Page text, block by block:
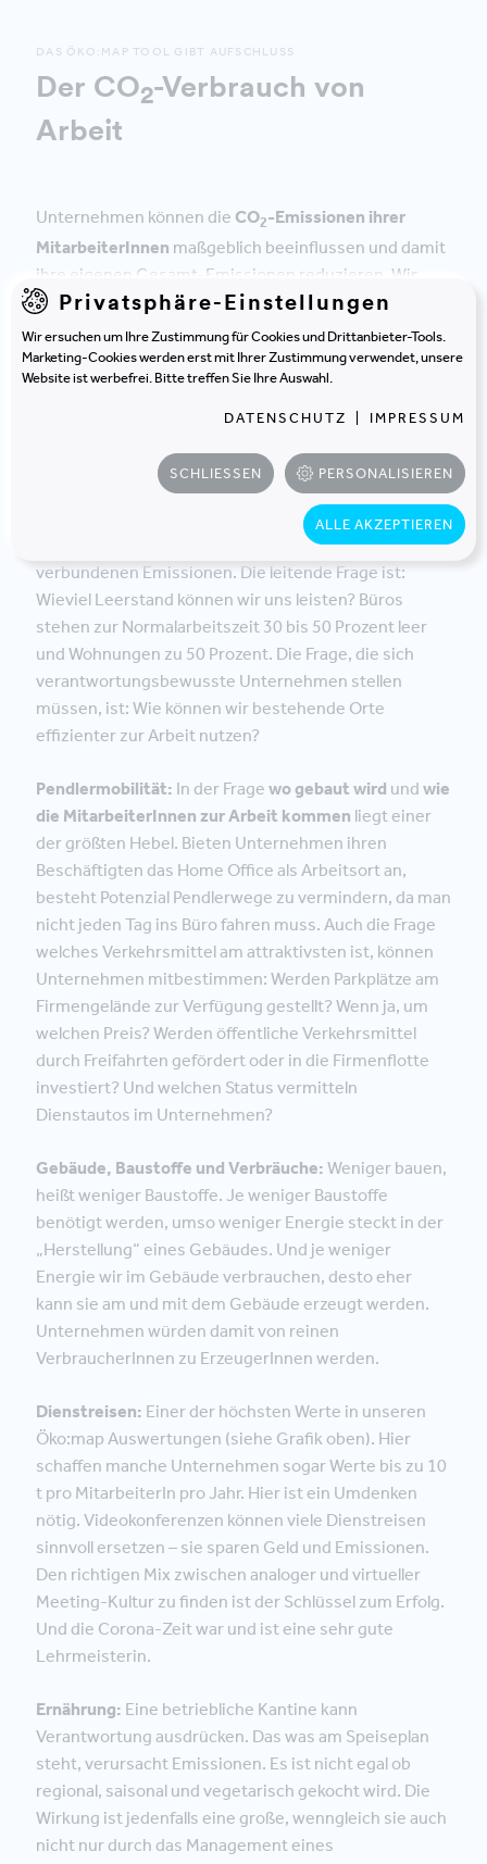
DAS ÖKO:MAP TOOL GIBT AUFSCHLUSS
Der CO2-Verbrauch von
Arbeit
Unternehmen können die CO2-Emissionen ihrer
MitarbeiterInnen maßgeblich beeinflussen und damit
ihre eigenen Gesamt-Emissionen reduzieren. Wir
erklären wieso das so ist:
Home Office:Natürlich schafft jedes Auslagern von
Arbeit in einen unternehmensfremden Ort zu allererst
Entlastung: weniger Flächenbedarf und weniger
jedoch noch nichts – nur vom Unternehmen zu den
MitarbeiterInnen verschoben. Es gilt also eine richtige
Mischung für Home Office und Büro zu finden – für das
Unternehmen, die Menschen und die damit
verbundenen Emissionen. Die leitende Frage ist:
Wieviel Leerstand können wir uns leisten? Büros
stehen zur Normalarbeitszeit 30 bis 50 Prozent leer
und Wohnungen zu 50 Prozent. Die Frage, die sich
verantwortungsbewusste Unternehmen stellen
müssen, ist: Wie können wir bestehende Orte
effizienter zur Arbeit nutzen?
Pendlermobilität: In der Frage wo gebaut wird und wie
die MitarbeiterInnen zur Arbeit kommen liegt einer
der größten Hebel. Bieten Unternehmen ihren
Beschäftigten das Home Office als Arbeitsort an,
besteht Potenzial Pendlerwege zu vermindern, da man
nicht jeden Tag ins Büro fahren muss. Auch die Frage
welches Verkehrsmittel am attraktivsten ist, können
Unternehmen mitbestimmen: Werden Parkplätze am
Firmengelände zur Verfügung gestellt? Wenn ja, um
welchen Preis? Werden öffentliche Verkehrsmittel
durch Freifahrten gefördert oder in die Firmenflotte
investiert? Und welchen Status vermitteln
Dienstautos im Unternehmen?
Gebäude, Baustoffe und Verbräuche: Weniger bauen,
heißt weniger Baustoffe. Je weniger Baustoffe
benötigt werden, umso weniger Energie steckt in der
„Herstellung“ eines Gebäudes. Und je weniger
Energie wir im Gebäude verbrauchen, desto eher
kann sie am und mit dem Gebäude erzeugt werden.
Unternehmen würden damit von reinen
VerbraucherInnen zu ErzeugerInnen werden.
Dienstreisen: Einer der höchsten Werte in unseren
Öko:map Auswertungen (siehe Grafik oben). Hier
schaffen manche Unternehmen sogar Werte bis zu 10
t pro MitarbeiterIn pro Jahr. Hier ist ein Umdenken
nötig. Videokonferenzen können viele Dienstreisen
sinnvoll ersetzen – sie sparen Geld und Emissionen.
Den richtigen Mix zwischen analoger und virtueller
Meeting-Kultur zu finden ist der Schlüssel zum Erfolg.
Und die Corona-Zeit war und ist eine sehr gute
Lehrmeisterin.
Ernährung: Eine betriebliche Kantine kann
Verantwortung ausdrücken. Das was am Speiseplan
steht, verursacht Emissionen. Es ist nicht egal ob
regional, saisonal und vegetarisch gekocht wird. Die
Wirkung ist jedenfalls eine große, wenngleich sie auch
nicht nur durch das Management eines
Privatsphäre-Einstellungen
Wir ersuchen um Ihre Zustimmung für Cookies und Drittanbieter-Tools.
Marketing-Cookies werden erst mit Ihrer Zustimmung verwendet, unsere
Website ist werbefrei. Bitte treffen Sie Ihre Auswahl.
DATENSCHUTZ IMPRESSUM
SCHLIESSEN PERSONALISIEREN
ALLE AKZEPTIEREN